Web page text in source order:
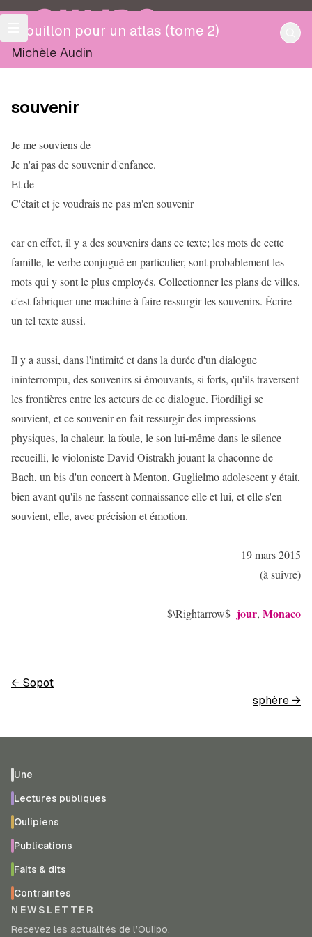
OULIPO
Brouillon pour un atlas (tome 2)
Michèle Audin
souvenir
Je me souviens de
Je n'ai pas de souvenir d'enfance.
Et de
C'était et je voudrais ne pas m'en souvenir
car en effet, il y a des souvenirs dans ce texte; les mots de cette
famille, le verbe conjugué en particulier, sont probablement les
mots qui y sont le plus employés. Collectionner les plans de villes,
c'est fabriquer une machine à faire ressurgir les souvenirs. Écrire
un tel texte aussi.
Il y a aussi, dans l'intimité et dans la durée d'un dialogue
ininterrompu, des souvenirs si émouvants, si forts, qu'ils traversent
les frontières entre les acteurs de ce dialogue. Fiordiligi se
souvient, et ce souvenir en fait ressurgir des impressions
physiques, la chaleur, la foule, le son lui-même dans le silence
recueilli, le violoniste David Oistrakh jouant la chaconne de
Bach, un bis d'un concert à Menton, Guglielmo adolescent y était,
bien avant qu'ils ne fassent connaissance elle et lui, et elle s'en
souvient, elle, avec précision et émotion.
19 mars 2015
(à suivre)
$\Rightarrow$ jour, Monaco
← Sopot
sphère →
Une
Lectures publiques
Oulipiens
Publications
Faits & dits
Contraintes
NEWSLETTER
Recevez les actualités de l’Oulipo.